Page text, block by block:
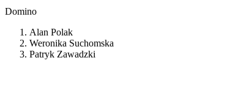
Domino
Alan Polak
Weronika Suchomska
Patryk Zawadzki